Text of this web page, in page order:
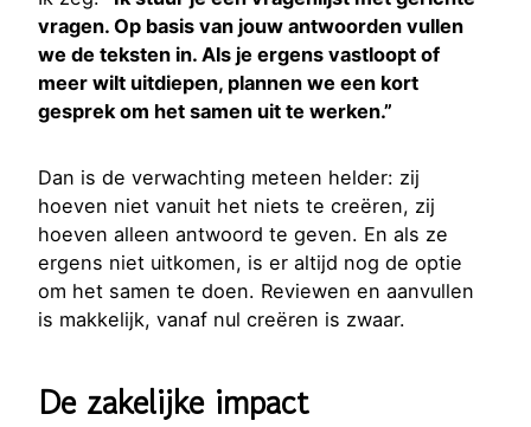
vragen. Op basis van jouw antwoorden vullen
we de teksten in. Als je ergens vastloopt of
meer wilt uitdiepen, plannen we een kort
gesprek om het samen uit te werken.”
Dan is de verwachting meteen helder: zij
hoeven niet vanuit het niets te creëren, zij
hoeven alleen antwoord te geven. En als ze
ergens niet uitkomen, is er altijd nog de optie
om het samen te doen. Reviewen en aanvullen
is makkelijk, vanaf nul creëren is zwaar.
De zakelijke impact